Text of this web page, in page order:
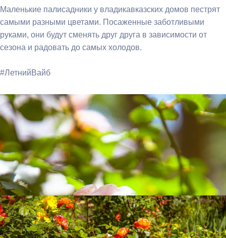
Маленькие палисадники у владикавказских домов пестрят
самыми разными цветами. Посаженные заботливыми
руками, они будут сменять друг друга в зависимости от
сезона и радовать до самых холодов.
#ЛетнийВайб